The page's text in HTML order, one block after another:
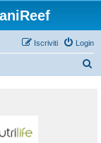
Login
Iscriviti